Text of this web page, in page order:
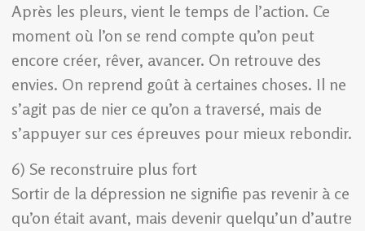
Après les pleurs, vient le temps de l’action. Ce
moment où l’on se rend compte qu’on peut
encore créer, rêver, avancer. On retrouve des
envies. On reprend goût à certaines choses. Il ne
s’agit pas de nier ce qu’on a traversé, mais de
s’appuyer sur ces épreuves pour mieux rebondir.
6) Se reconstruire plus fort
Sortir de la dépression ne signifie pas revenir à ce
qu’on était avant, mais devenir quelqu’un d’autre